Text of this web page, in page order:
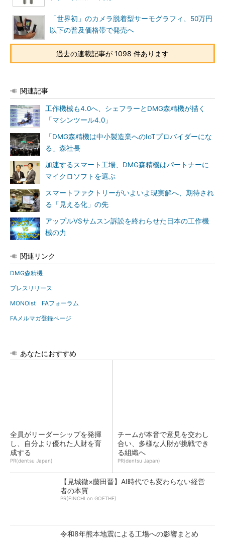
「世界初」のカメラ脱着型サーモグラフィ、50万円
以下の普及価格帯で発売へ
過去の連載記事が 1098 件あります
関連記事
工作機械も4.0へ、シェフラーとDMG森精機が描く
「マシンツール4.0」
「DMG森精機は中小製造業へのIoTプロバイダーにな
る」森社長
加速するスマート工場、DMG森精機はパートナーに
マイクロソフトを選ぶ
スマートファクトリーがいよいよ現実解へ、期待され
る「見える化」の先
アップルVSサムスン訴訟を終わらせた日本の工作機
械の力
関連リンク
DMG森精機
プレスリリース
MONOist FAフォーラム
FAメルマガ登録ページ
あなたにおすすめ
全員がリーダーシップを発揮
し、自分より優れた人財を育
成する
PR(dentsu Japan)
チームが本音で意見を交わし
合い、多様な人財が挑戦でき
る組織へ
PR(dentsu Japan)
【見城徹×藤田晋】AI時代でも変わらない経営
者の本質
PR(FINCHI on GOETHE)
令和8年熊本地震による工場への影響まとめ